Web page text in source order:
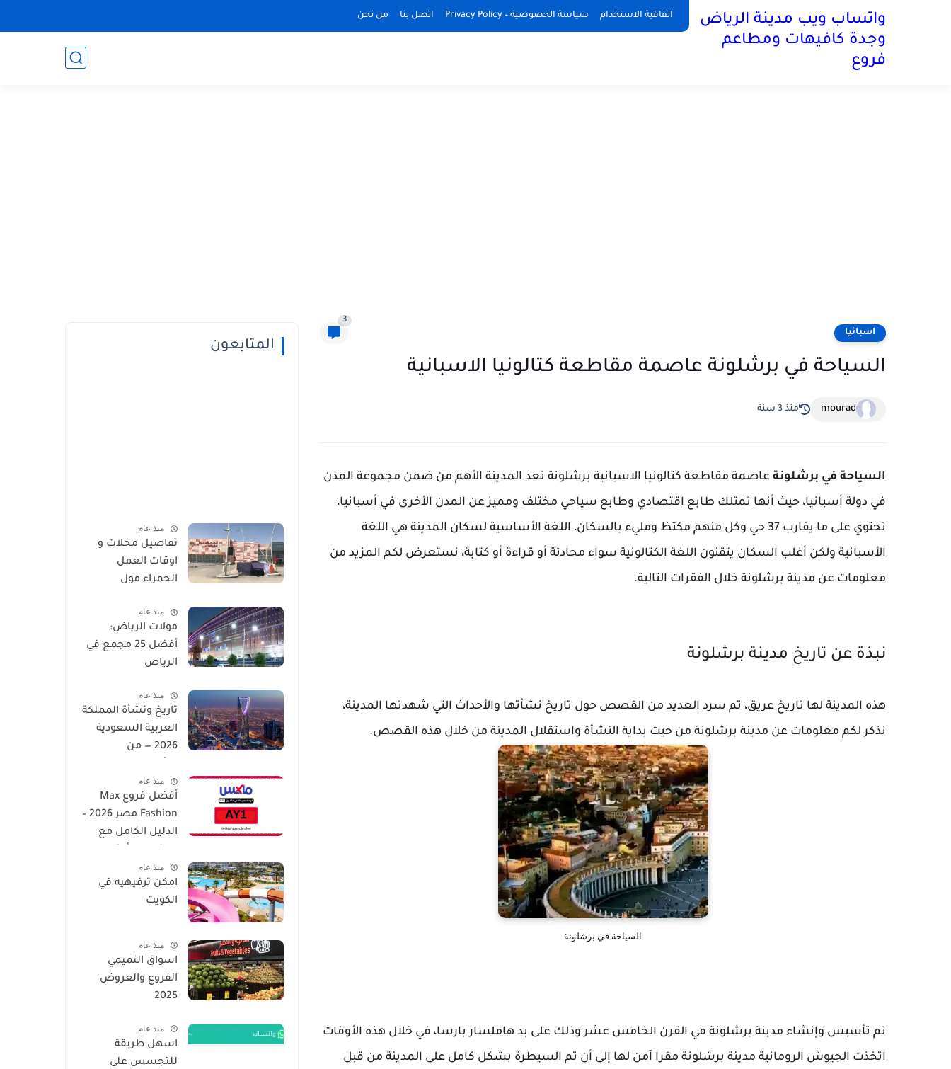
اتفاقية الاستخدام سياسة الخصوصية – Privacy Policy اتصل بنا من نحن
واتساب ويب مدينة الرياض
وجدة كافيهات ومطاعم
فروع
اسبانيا
3
السياحة في برشلونة عاصمة مقاطعة كتالونيا الاسبانية
mourad منذ 3 سنة
السياحة في برشلونة عاصمة مقاطعة كتالونيا الاسبانية برشلونة تعد المدينة الأهم من ضمن مجموعة المدن
في دولة أسبانيا، حيث أنها تمتلك طابع اقتصادي وطابع سياحي مختلف ومميز عن المدن الأخرى في أسبانيا،
تحتوي على ما يقارب 37 حي وكل منهم مكتظ ومليء بالسكان، اللغة الأساسية لسكان المدينة هي اللغة
الأسبانية ولكن أغلب السكان يتقنون اللغة الكتالونية سواء محادئة أو قراءة أو كتابة، نستعرض لكم المزيد من
معلومات عن مدينة برشلونة خلال الفقرات التالية.
نبذة عن تاريخ مدينة برشلونة
هذه المدينة لها تاريخ عريق، تم سرد العديد من القصص حول تاريخ نشأتها والأحداث التي شهدتها المدينة،
نذكر لكم معلومات عن مدينة برشلونة من حيث بداية النشأة واستقلال المدينة من خلال هذه القصص.
السياحة في برشلونة
تم تأسيس وإنشاء مدينة برشلونة في القرن الخامس عشر وذلك على يد هاملسار بارسا، في خلال هذه الأوقات
اتخذت الجيوش الرومانية مدينة برشلونة مقرا آمن لها إلى أن تم السيطرة بشكل كامل على المدينة من قبل
المتابعون
منذ عام
تفاصيل محلات و
اوقات العمل
الحمراء مول
منذ عام
مولات الرياض:
أفضل 25 مجمع في
الرياض
منذ عام
تاريخ ونشأة المملكة
العربية السعودية
2026 — من
الحديث
منذ عام
أفضل فروع Max
Fashion مصر 2026 –
الدليل الكامل مع
العمل
منذ عام
امكن ترفيهيه في
الكويت
منذ عام
اسواق التميمي
الفروع والعروض
2025
منذ عام
اسهل طريقة
للتجسس على